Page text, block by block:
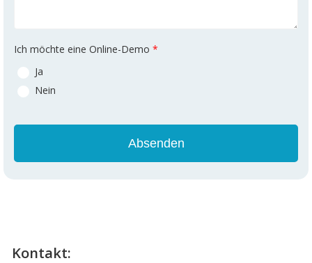
Ich möchte eine Online-Demo *
Ja
Nein
Kontakt: